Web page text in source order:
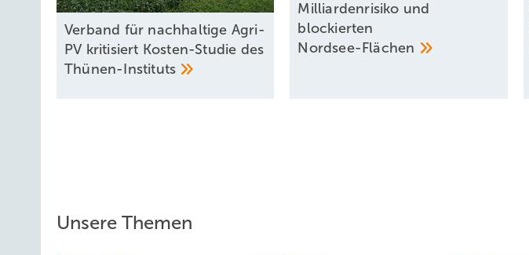
Verband für nachhaltige Agri-
PV kritisiert Kosten-Studie des
Thünen-Instituts
Milliardenrisiko und
blockierten
Nordsee-Flächen
Unsere Themen